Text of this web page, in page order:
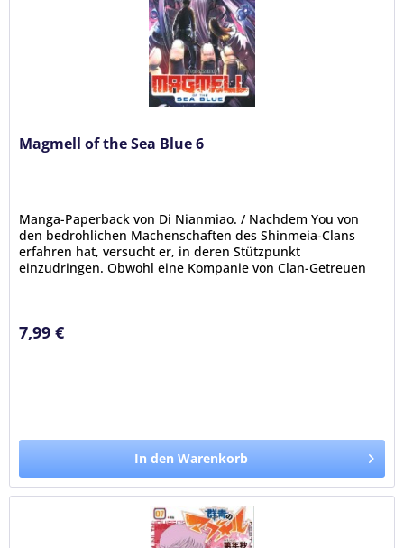
Magmell of the Sea Blue 6
Manga-Paperback von Di Nianmiao. / Nachdem You von
den bedrohlichen Machenschaften des Shinmeia-Clans
erfahren hat, versucht er, in deren Stützpunkt
einzudringen. Obwohl eine Kompanie von Clan-Getreuen
7,99 €
In den Warenkorb